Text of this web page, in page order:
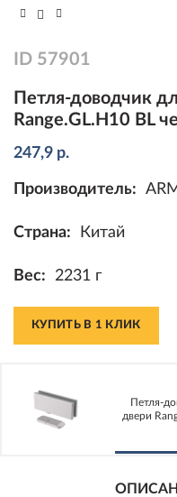
ID 57901
Петля-доводчик
Range.GL.H10 BL
247,9 р.
Производитель:
Страна: Китай
Вес: 2231 г
КУПИТЬ В 1 КЛИК
Петля-
двери